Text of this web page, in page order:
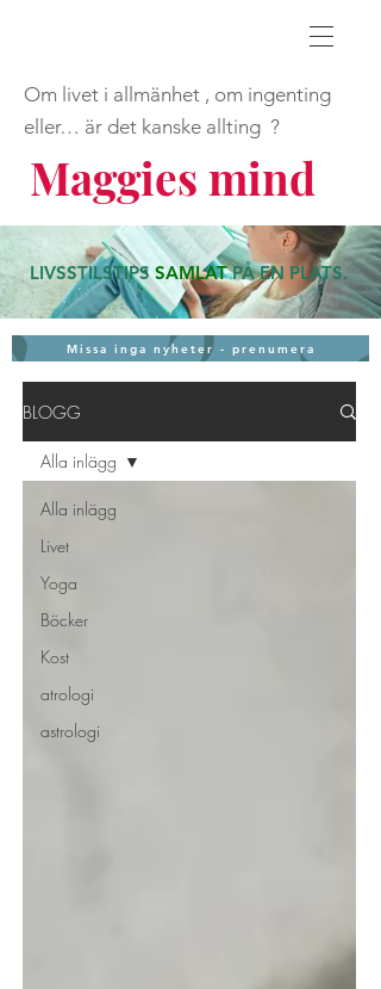
Om livet i allmänhet , om ingenting
eller… är det kanske allting ?
Maggies mind
LIVSSTILSTIPSSAMLATPÅ EN PLATS.
Missa inga nyheter - prenumera
BLOGG
Alla inlägg
Livet
Yoga
Böcker
Kost
atrologi
astrologi
Alla inlägg